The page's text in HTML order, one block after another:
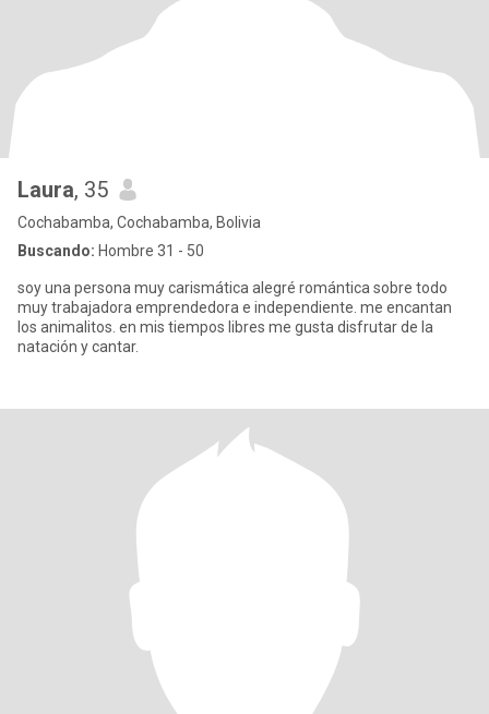
Laura, 35
Cochabamba, Cochabamba, Bolivia
Buscando: Hombre 31 - 50
soy una persona muy carismática alegré romántica sobre todo
muy trabajadora emprendedora e independiente. me encantan
los animalitos. en mis tiempos libres me gusta disfrutar de la
natación y cantar.